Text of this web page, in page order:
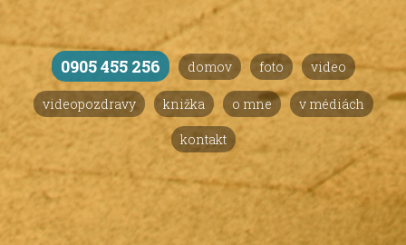
0905 455 256 domov foto video
videopozdravy knižka o mne v médiách
kontakt